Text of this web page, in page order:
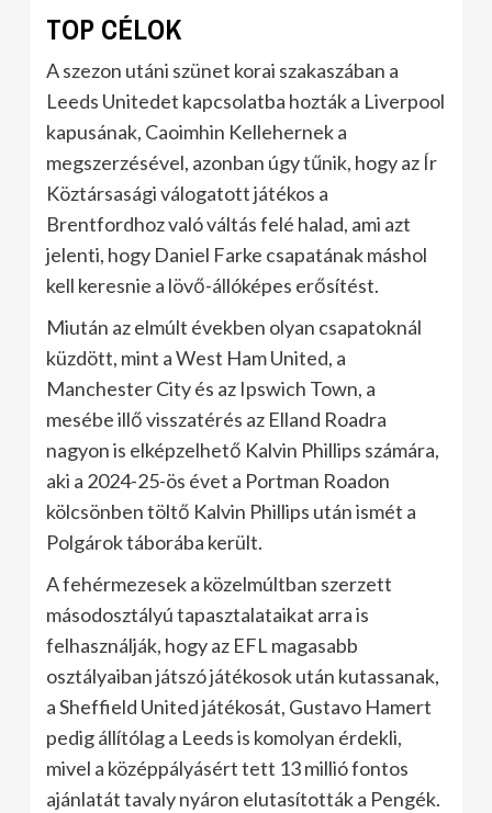
TOP CÉLOK
A szezon utáni szünet korai szakaszában a
Leeds Unitedet kapcsolatba hozták a Liverpool
kapusának, Caoimhin Kellehernek a
megszerzésével, azonban úgy tűnik, hogy az Ír
Köztársasági válogatott játékos a
Brentfordhoz való váltás felé halad, ami azt
jelenti, hogy Daniel Farke csapatának máshol
kell keresnie a lövő-állóképes erősítést.
Miután az elmúlt években olyan csapatoknál
küzdött, mint a West Ham United, a
Manchester City és az Ipswich Town, a
mesébe illő visszatérés az Elland Roadra
nagyon is elképzelhető Kalvin Phillips számára,
aki a 2024-25-ös évet a Portman Roadon
kölcsönben töltő Kalvin Phillips után ismét a
Polgárok táborába került.
A fehérmezesek a közelmúltban szerzett
másodosztályú tapasztalataikat arra is
felhasználják, hogy az EFL magasabb
osztályaiban játszó játékosok után kutassanak,
a Sheffield United játékosát, Gustavo Hamert
pedig állítólag a Leeds is komolyan érdekli,
mivel a középpályásért tett 13 millió fontos
ajánlatát tavaly nyáron elutasították a Pengék.